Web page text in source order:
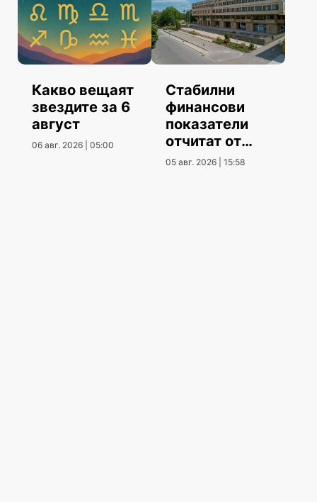
Какво вещаят
звездите за 6
август
06 авг. 2026 | 05:00
Стабилни
финансови
показатели
отчитат от
Община
05 авг. 2026 | 15:58